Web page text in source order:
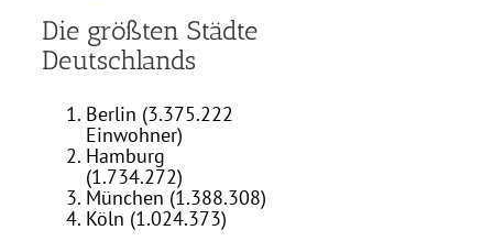
Die größten Städte
Deutschlands
Berlin (3.375.222
Einwohner)
Hamburg
(1.734.272)
München (1.388.308)
Köln (1.024.373)